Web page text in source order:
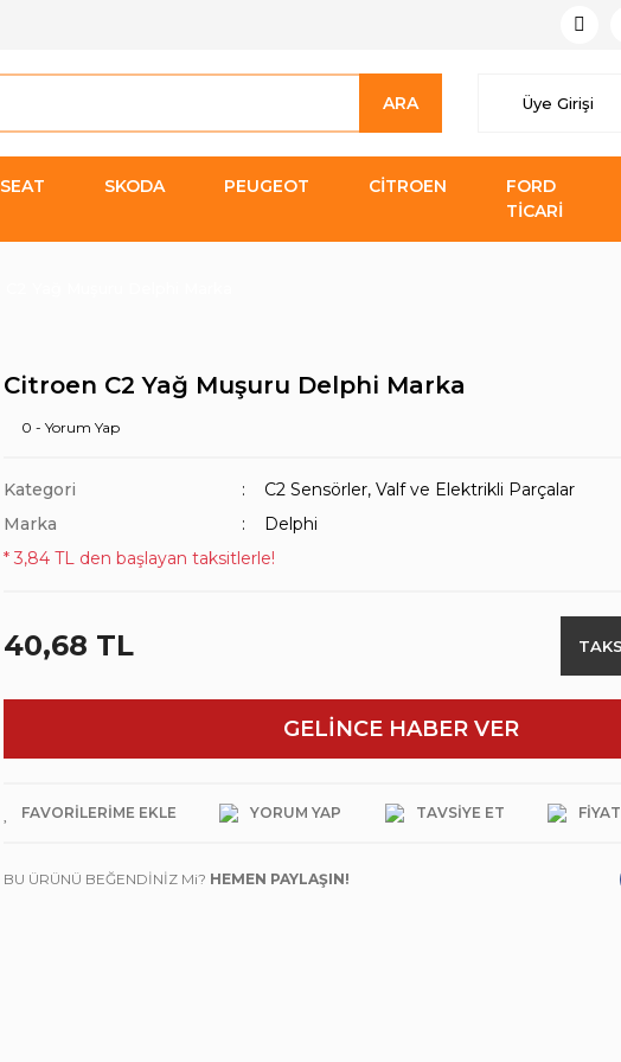
ARA Üye Girişi
SEAT SKODA PEUGEOT CİTROEN
FORD
TİCARİ
Citroen C2 Yağ Muşuru Delphi Marka
0 - Yorum Yap
Kategori
C2 Sensörler, Valf ve Elektrikli Parçalar
Marka
Delphi
* 3,84 TL den başlayan taksitlerle!
40,68 TL
GELİNCE HABER VER
YORUM YAP TAVSIYE ET
BU ÜRÜNÜ BEĞENDİNİZ Mi? HEMEN PAYLAŞIN!